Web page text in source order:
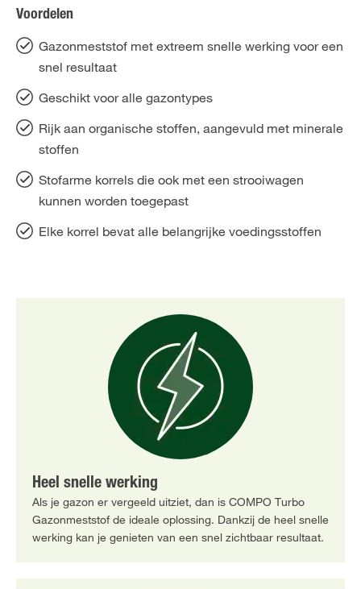
Voordelen
Gazonmeststof met extreem snelle werking voor een
snel resultaat
Geschikt voor alle gazontypes
Rijk aan organische stoffen, aangevuld met minerale
stoffen
Stofarme korrels die ook met een strooiwagen
kunnen worden toegepast
Elke korrel bevat alle belangrijke voedingsstoffen
Heel snelle werking
Als je gazon er vergeeld uitziet, dan is COMPO Turbo
Gazonmeststof de ideale oplossing. Dankzij de heel snelle
werking kan je genieten van een snel zichtbaar resultaat.